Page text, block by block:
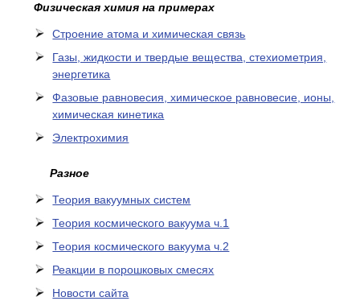
Физическая химия на примерах
Cтроение атома и химическая связь
Газы, жидкости и твердые вещества, стехиометрия,
энергетика
Фазовые равновесия, химическое равновесие, ионы,
химическая кинетика
Электрохимия
Разное
Теория вакуумных систем
Теория космического вакуума ч.1
Теория космического вакуума ч.2
Реакции в порошковых смесях
Новости сайта